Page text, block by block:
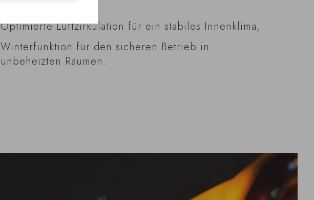
Optimierte Luftzirkulation für ein stabiles Innenklima,
Winterfunktion für den sicheren Betrieb in
unbeheizten Räumen.